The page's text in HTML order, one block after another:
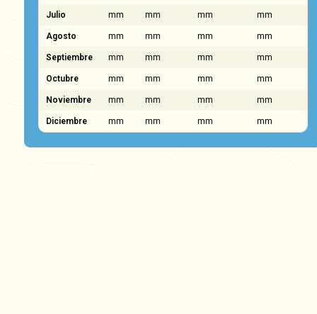
Julio mm mm mm mm
Agosto mm mm mm mm
Septiembre mm mm mm mm
Octubre mm mm mm mm
Noviembre mm mm mm mm
Diciembre mm mm mm mm